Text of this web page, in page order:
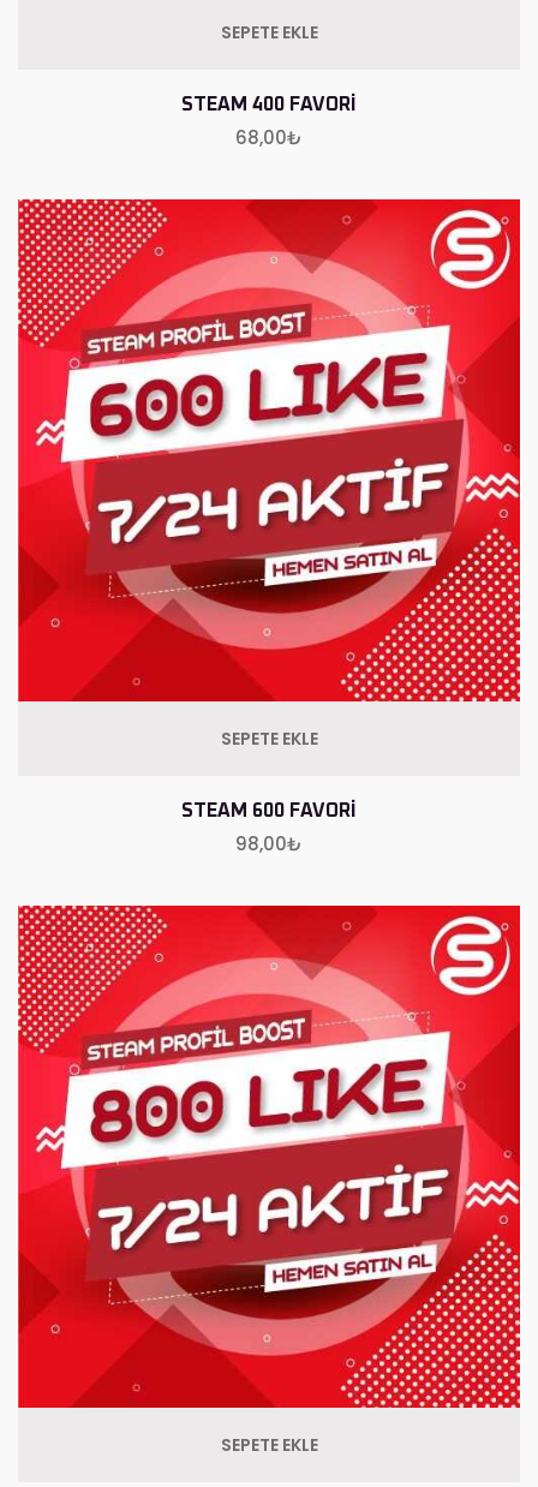
SEPETE EKLE
STEAM 400 FAVORI
68,00₺
SEPETE EKLE
STEAM 600 FAVORI
98,00₺
SEPETE EKLE